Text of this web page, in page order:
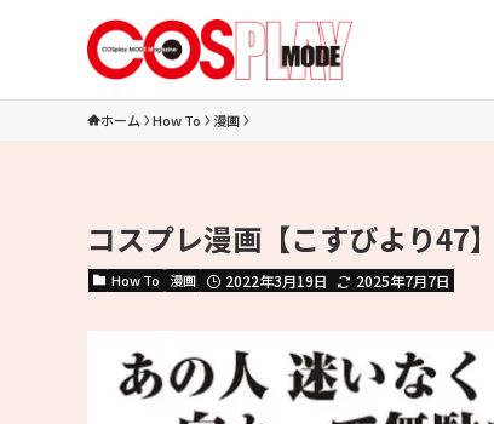
ホーム How To 漫画
コスプレ漫画【こすびより47
How To 漫画 2022年3月19日 2025年7月7日